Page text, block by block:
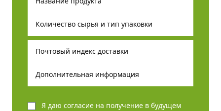
Я даю согласие на получение в будущем